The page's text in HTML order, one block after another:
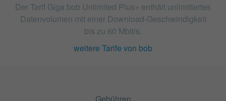
Der Tarif Giga bob Unlimited Plus+ enthält unlimitiertes
Datenvolumen mit einer Download-Geschwindigkeit
bis zu 60 Mbit/s.
weitere Tarife von bob